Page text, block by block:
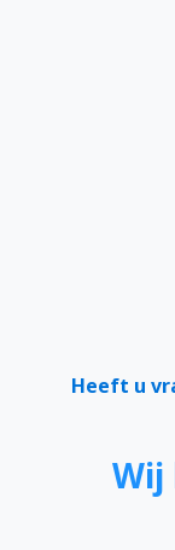
Heeft u
Wij